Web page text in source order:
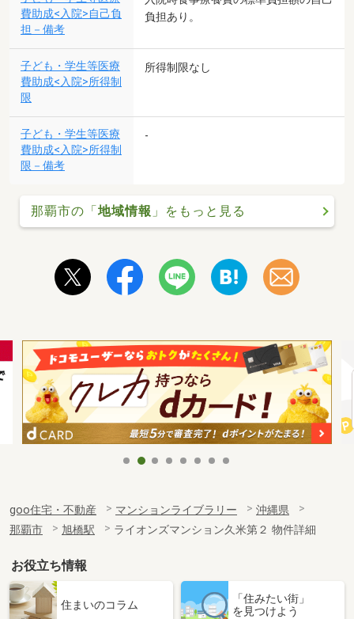
費助成<入院>自己負
担－備考
負担あり。
子ども・学生等医療
費助成<入院>所得制
限
所得制限なし
子ども・学生等医療
費助成<入院>所得制
限－備考
-
那覇市の「地域情報 」をもっと見る
goo住宅・不動産 マンションライブラリー
沖縄県
那覇市
旭橋駅 ライオンズマンション久米第２ 物件詳細
お役立ち情報
住まいのコラム
「住みたい街」
を見つけよう